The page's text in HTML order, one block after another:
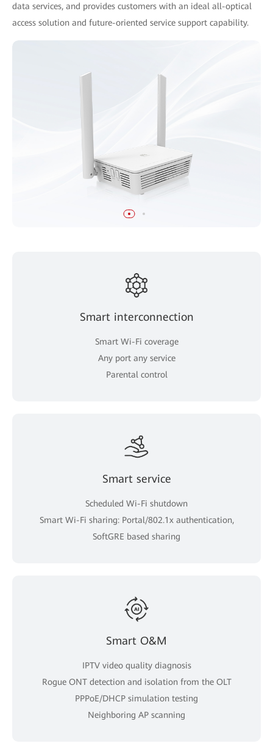
data services, and provides customers with an ideal all-optical
access solution and future-oriented service support capability.
Smart interconnection
Smart Wi-Fi coverage
Any port any service
Parental control
Smart service
Scheduled Wi-Fi shutdown
Smart Wi-Fi sharing: Portal/802.1x authentication,
SoftGRE based sharing
Smart O&M
IPTV video quality diagnosis
Rogue ONT detection and isolation from the OLT
PPPoE/DHCP simulation testing
Neighboring AP scanning